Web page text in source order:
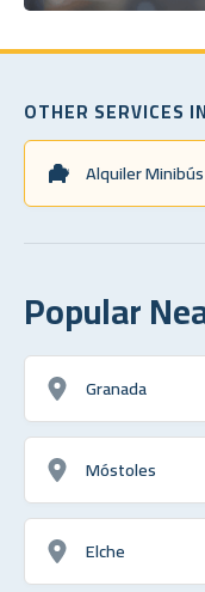
OTHER SERVICES
Alquiler
Popular
Granada
Móstoles
Elche